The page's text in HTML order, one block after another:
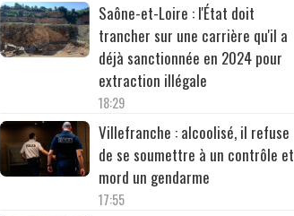
Saône-et-Loire : l'État doit
trancher sur une carrière qu'il a
déjà sanctionnée en 2024 pour
extraction illégale
18:29
Villefranche : alcoolisé, il refuse
de se soumettre à un contrôle et
mord un gendarme
17:55